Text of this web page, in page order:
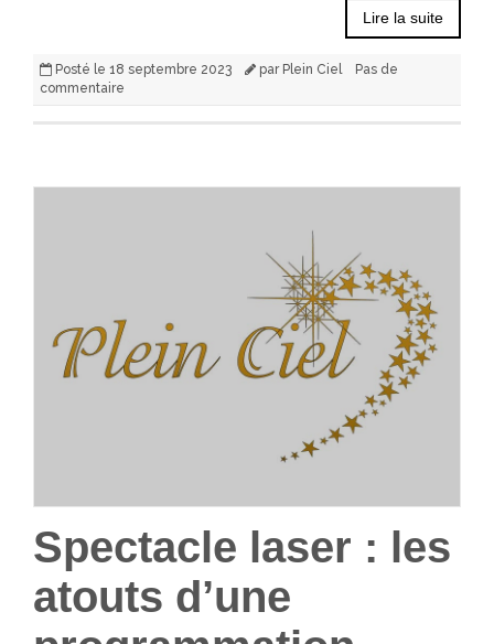
Lire la suite
Posté le 18 septembre 2023 par Plein Ciel
Pas de
commentaire
Spectacle laser : les
atouts d’une